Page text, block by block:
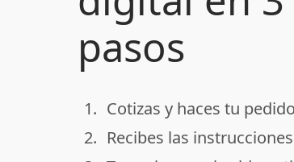
pasos
done
1. Cotizas y haces tu
done
2. Recibes las